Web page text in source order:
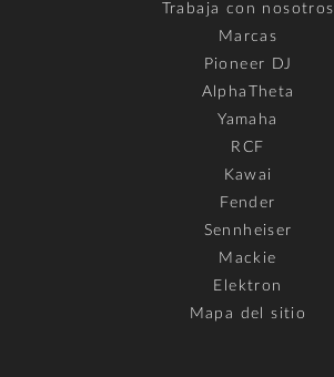
Trabaja con nosotros
Marcas
Pioneer DJ
AlphaTheta
Yamaha
RCF
Kawai
Fender
Sennheiser
Mackie
Elektron
Mapa del sitio